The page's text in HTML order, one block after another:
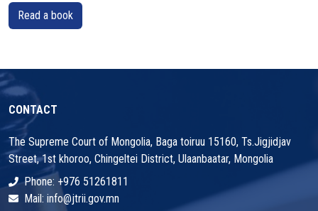
Read a book
CONTACT
The Supreme Court of Mongolia, Baga toiruu 15160, Ts.Jigjidjav
Street, 1st khoroo, Chingeltei District, Ulaanbaatar, Mongolia
Phone: +976 51261811
Mail: info@jtrii.gov.mn